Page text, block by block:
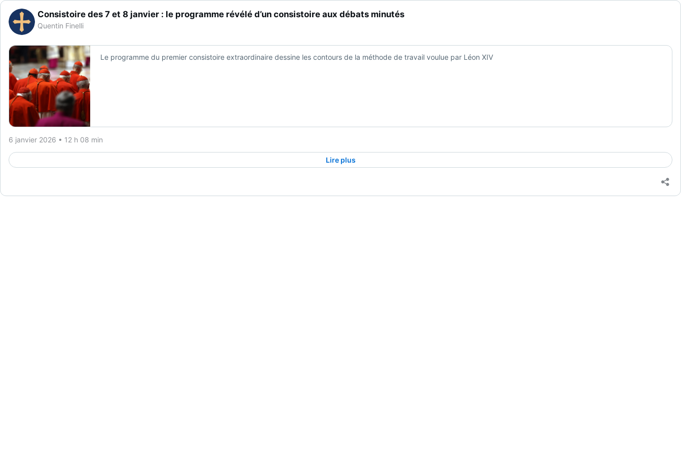
Consistoire des 7 et 8 janvier : le programme révélé d’un consistoire aux débats minutés
Quentin Finelli
Le programme du premier consistoire extraordinaire dessine les contours de la méthode de travail voulue par Léon XIV
6 janvier 2026 • 12 h 08 min
Lire plus